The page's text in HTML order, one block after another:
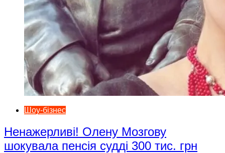
Шоу-бізнес
Ненажерливі! Олену Мозгову
шокувала пенсія судді 300 тис. грн